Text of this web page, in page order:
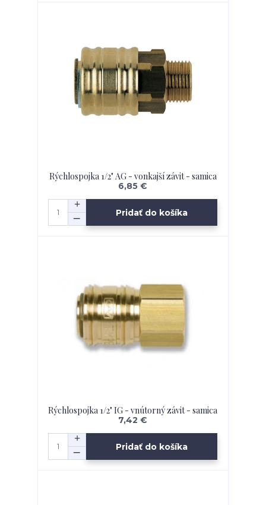
Rýchlospojka 1/2" AG - vonkajší závit - samica
6,85 €
Pridať do košíka
Rýchlospojka 1/2" IG - vnútorný závit - samica
7,42 €
Pridať do košíka